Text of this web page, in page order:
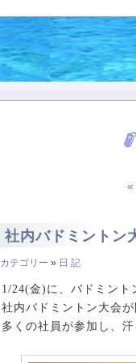
«
社内バドミントン
カテゴリー » 日 記
1/24(金)に、バドミント
社内バドミントン大会
多くの社員が参加し、